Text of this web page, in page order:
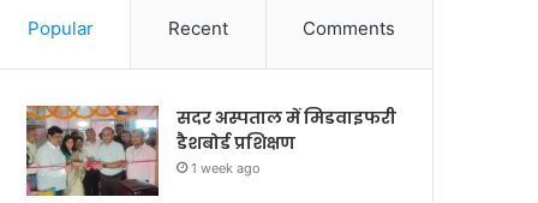
Popular Recent Comments
सदर अस्पताल में मिडवाइफरी
डैशबोर्ड प्रशिक्षण
1 week ago